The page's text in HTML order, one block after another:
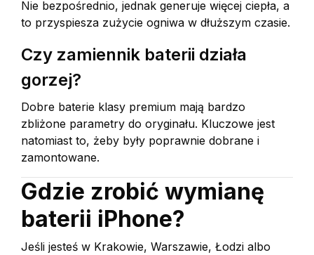
Nie bezpośrednio, jednak generuje więcej ciepła, a
to przyspiesza zużycie ogniwa w dłuższym czasie.
Czy zamiennik baterii działa
gorzej?
Dobre baterie klasy premium mają bardzo
zbliżone parametry do oryginału. Kluczowe jest
natomiast to, żeby były poprawnie dobrane i
zamontowane.
Gdzie zrobić wymianę
baterii iPhone?
Jeśli jesteś w Krakowie, Warszawie, Łodzi albo